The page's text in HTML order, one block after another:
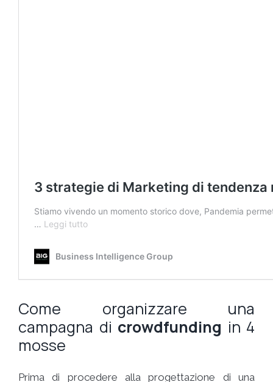
Come organizzare una
campagna di crowdfunding in 4
mosse
Prima di procedere alla progettazione di una